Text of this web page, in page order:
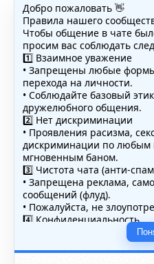
Добро пожаловать 👋
Правила нашего
Чтобы общение в чате
просим вас соблюдать
1️⃣ Взаимное уважение
• Запрещены любые
перехода на личности.
• Соблюдайте базовый
дружелюбного общения.
2️⃣ Нет дискриминации
• Проявления расизма,
дискриминации по любым
мгновенным баном.
3️⃣ Чистота чата (анти-
• Запрещена реклама,
сообщений (флуд).
• Пожалуйста, не
4️⃣ Конфиденциальность
• Не публикуйте личные
(телефоны, адреса,
5️⃣ Уместность контента